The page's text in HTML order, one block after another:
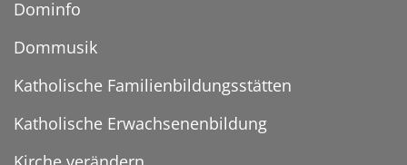
Dominfo
Dommusik
Katholische Familienbildungsstätten
Katholische Erwachsenenbildung